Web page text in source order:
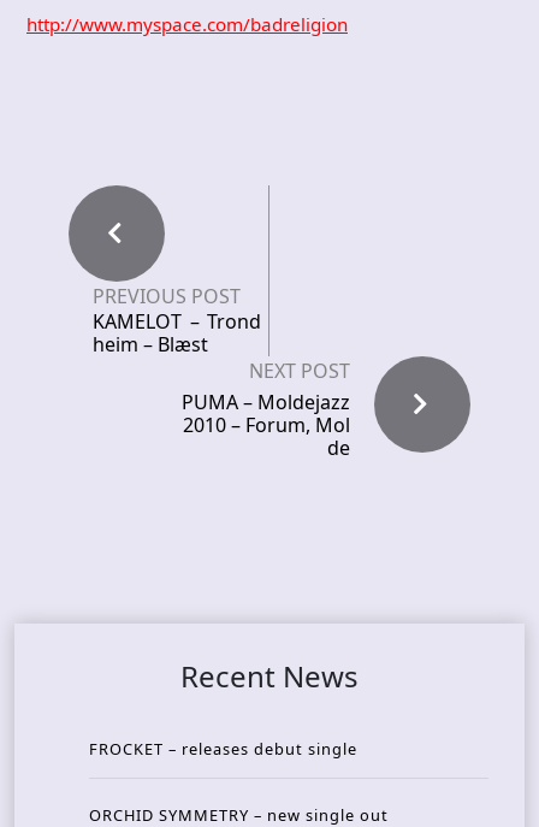
http://www.myspace.com/badreligion
PREVIOUS POST
KAMELOT – Trond
heim – Blæst
NEXT POST
PUMA – Moldejazz
2010 – Forum, Mol
de
Recent News
FROCKET – releases debut single
ORCHID SYMMETRY – new single out